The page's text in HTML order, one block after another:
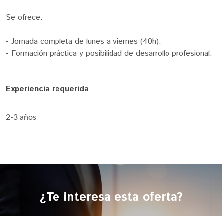
Se ofrece:
- Jornada completa de lunes a viernes (40h).
- Formación práctica y posibilidad de desarrollo profesional.
Experiencia requerida
2-3 años
¿Te interesa esta oferta?